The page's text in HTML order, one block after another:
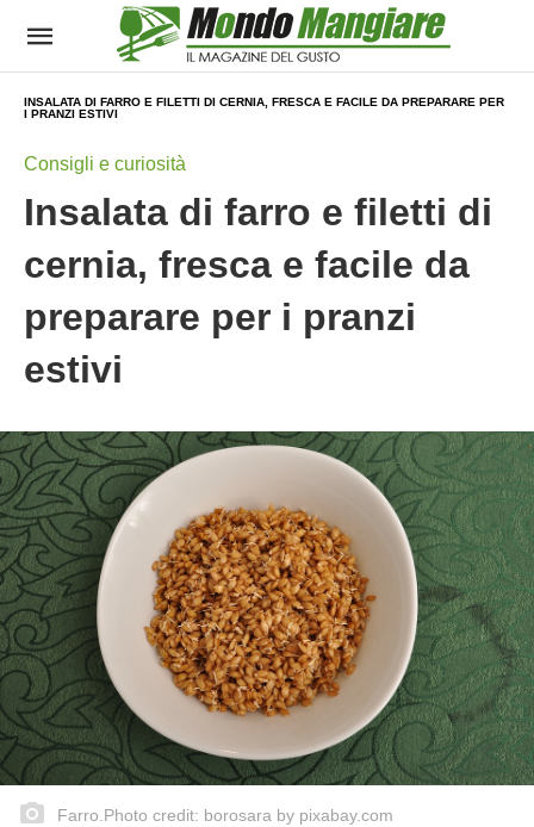
INSALATA DI FARRO E FILETTI DI CERNIA, FRESCA E FACILE DA PREPARARE PER
I PRANZI ESTIVI
Consigli e curiosità
Insalata di farro e filetti di
cernia, fresca e facile da
preparare per i pranzi
estivi
Farro.Photo credit: borosara by pixabay.com